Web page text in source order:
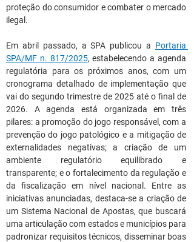
proteção do consumidor e combater o mercado
ilegal.
Em abril passado, a SPA publicou a Portaria
SPA/MF n. 817/2025, estabelecendo a agenda
regulatória para os próximos anos, com um
cronograma detalhado de implementação que
vai do segundo trimestre de 2025 até o final de
2026. A agenda está organizada em três
pilares: a promoção do jogo responsável, com a
prevenção do jogo patológico e a mitigação de
externalidades negativas; a criação de um
ambiente regulatório equilibrado e
transparente; e o fortalecimento da regulação e
da fiscalização em nível nacional. Entre as
iniciativas anunciadas, destaca-se a criação de
um Sistema Nacional de Apostas, que buscará
uma articulação com estados e municípios para
padronizar requisitos técnicos, disseminar boas